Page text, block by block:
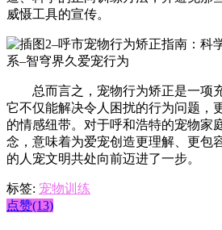
威慑工具的宣传。
总而言之，宠物行为矫正是一项充
它不仅能解决令人困扰的行为问题，
的情感纽带。对于呼和浩特的宠物家
念，意味着为爱宠创造更理解、更包
的人宠文明共处向前迈进了一步。
标签: 宠物训练
点赞(13)